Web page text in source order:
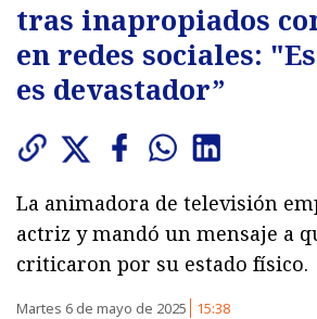
tras inapropiados
en redes sociales:
es devastador”
La animadora de televisión
actriz y mandó un mensaje a
criticaron por su estado físico.
Martes 6 de mayo de 2025 15:38